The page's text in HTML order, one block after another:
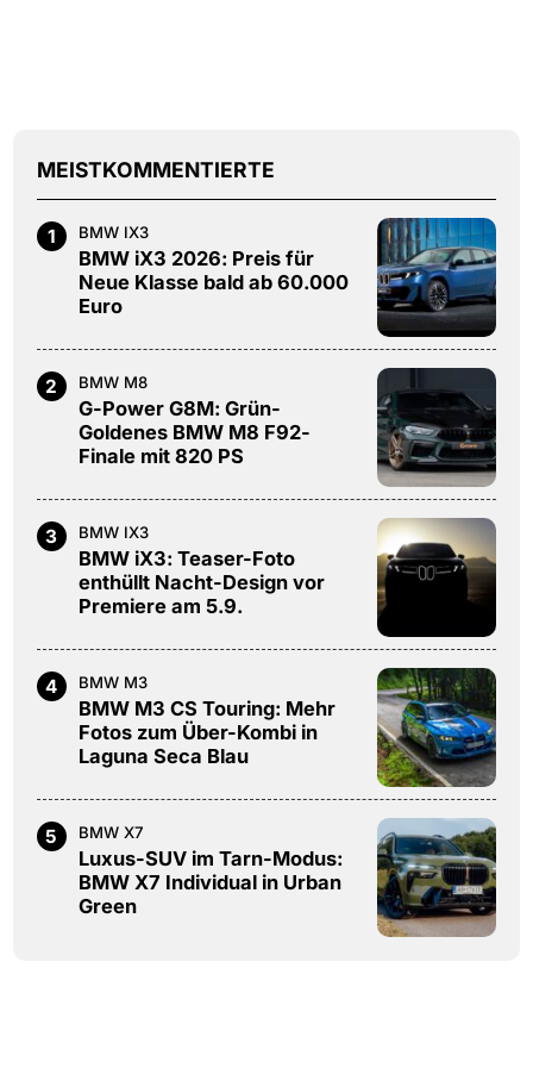
MEISTKOMMENTIERTE
1 BMW IX3
BMW iX3 2026: Preis für
Neue Klasse bald ab 60.000
Euro
2 BMW M8
G-Power G8M: Grün-
Goldenes BMW M8 F92-
Finale mit 820 PS
3 BMW IX3
BMW iX3: Teaser-Foto
enthüllt Nacht-Design vor
Premiere am 5.9.
4 BMW M3
BMW M3 CS Touring: Mehr
Fotos zum Über-Kombi in
Laguna Seca Blau
5 BMW X7
Luxus-SUV im Tarn-Modus:
BMW X7 Individual in Urban
Green